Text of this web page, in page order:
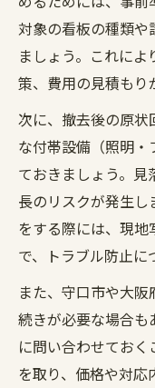
追加費用
大阪府の屋
看板撤去
条例違反
守口市屋
看板撤去
違法看板
法
安全な看板撤
専門業者
看板撤去
通行人や
対象の看板の種類
ましょう。これに
策、費用の見積もり
次に、撤去後の原
な付帯設備（照明
ておきましょう。
長のリスクが発生
をする際には、現
で、トラブル防止に
また、守口市や大
続きが必要な場合も
に問い合わせておく
を取り、価格や対